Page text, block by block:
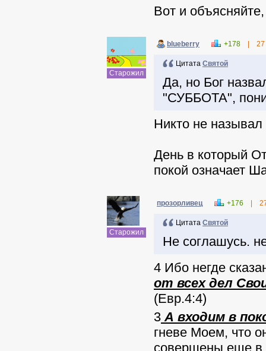
Вот и
Старожил
blueberry +178
Цитата Святой
Да, но Бог
"СУББОТА",
Никто не
День в который
покой означает
Старожил
прозорливец +176
Цитата Святой
Не соглашусь.
4 Ибо негде
от всех дел
(Евр.4:4)
3 А входим в
гневе Моем, что
совершены еще в